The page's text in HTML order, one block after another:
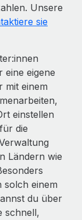
Unsere
sie
eine eigene
mit einem
einstellen
die
Ländern wie
solch einem
du über
schnell,